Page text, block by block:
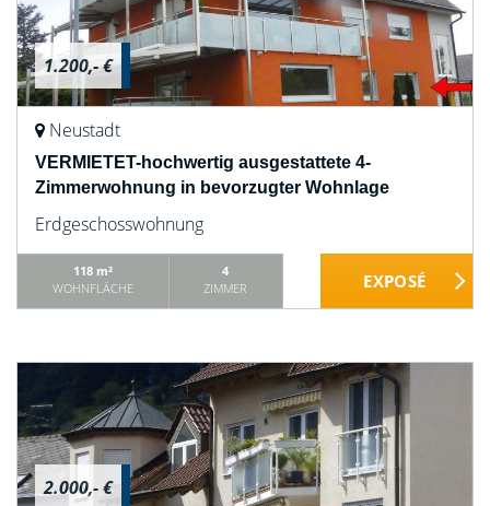
1.200,- €
Neustadt
VERMIETET-hochwertig ausgestattete 4-
Zimmerwohnung in bevorzugter Wohnlage
Erdgeschosswohnung
118 m²
WOHNFLÄCHE
4
ZIMMER
2.000,- €